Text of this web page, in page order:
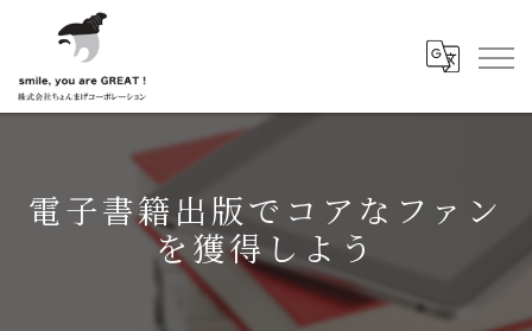
電子書籍出版でコアなファン
を獲得しよう